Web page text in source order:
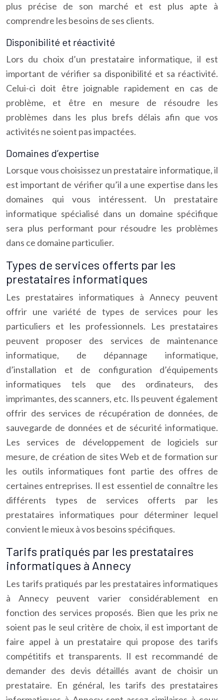
plus précise de son marché et est plus apte à
comprendre les besoins de ses clients.
Disponibilité et réactivité
Lors du choix d’un prestataire informatique, il est
important de vérifier sa disponibilité et sa réactivité.
Celui-ci doit être joignable rapidement en cas de
problème, et être en mesure de résoudre les
problèmes dans les plus brefs délais afin que vos
activités ne soient pas impactées.
Domaines d’expertise
Lorsque vous choisissez un prestataire informatique, il
est important de vérifier qu’il a une expertise dans les
domaines qui vous intéressent. Un prestataire
informatique spécialisé dans un domaine spécifique
sera plus performant pour résoudre les problèmes
dans ce domaine particulier.
Types de services offerts par les
prestataires informatiques
Les prestataires informatiques à Annecy peuvent
offrir une variété de types de services pour les
particuliers et les professionnels. Les prestataires
peuvent proposer des services de maintenance
informatique, de dépannage informatique,
d’installation et de configuration d’équipements
informatiques tels que des ordinateurs, des
imprimantes, des scanners, etc. Ils peuvent également
offrir des services de récupération de données, de
sauvegarde de données et de sécurité informatique.
Les services de développement de logiciels sur
mesure, de création de sites Web et de formation sur
les outils informatiques font partie des offres de
certaines entreprises. Il est essentiel de connaître les
différents types de services offerts par les
prestataires informatiques pour déterminer lequel
convient le mieux à vos besoins spécifiques.
Tarifs pratiqués par les prestataires
informatiques à Annecy
Les tarifs pratiqués par les prestataires informatiques
à Annecy peuvent varier considérablement en
fonction des services proposés. Bien que les prix ne
soient pas le seul critère de choix, il est important de
faire appel à un prestataire qui propose des tarifs
compétitifs et transparents. Il est recommandé de
demander des devis détaillés avant de choisir un
prestataire. En général, les tarifs des prestataires